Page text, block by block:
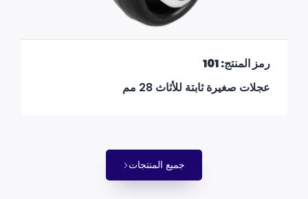
رمز المنتج: 101
عجلات صغيرة ثابتة للأثاث 28 مم
جميع المنتجات